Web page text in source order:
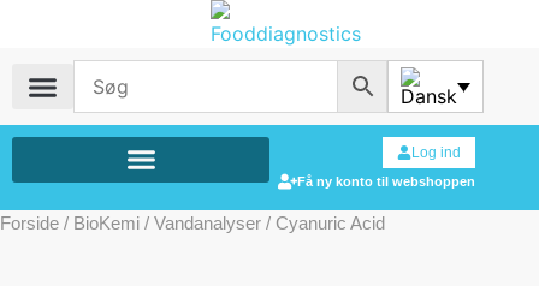
Log ind
Få ny konto til webshoppen
Forside / BioKemi / Vandanalyser / Cyanuric Acid